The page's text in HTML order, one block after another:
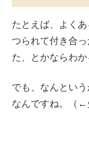
たとえば、よく
つられて付き合
た、とかならわか
でも、なんとい
なんですね。（←